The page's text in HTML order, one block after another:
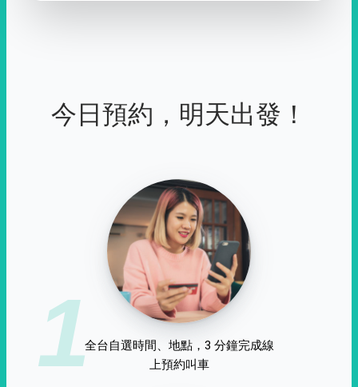
今日預約，明天出發！
1全台自選時間、地點，3 分鐘完成線
上預約叫車